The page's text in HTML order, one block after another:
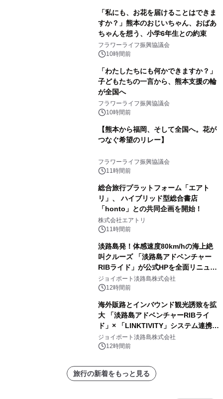
「私にも、お花を届けることはできま
すか？」熊本のおじいちゃん、おばあ
ちゃんを想う、小学6年生との約束
フラワーライフ振興協議会
10時間前
「わたしたちにも何かできますか？」
子どもたちの一言から、熊本支援の輪
が全国へ
フラワーライフ振興協議会
10時間前
【熊本から福岡、そして全国へ。花が
つなぐ希望のリレー】
フラワーライフ振興協議会
11時間前
総合旅行プラットフォーム「エアト
リ」、 ハイブリッド型総合書店
「honto」との共同企画を開始！
株式会社エアトリ
11時間前
淡路島発！体感速度80km/hの海上絶
叫クルーズ 「淡路島アドベンチャー
RIBライド」が公式HPを全面リニュー
アル！ ～スマホで即予約完了の「スマ
ート設計」へ刷新～
ジョイポート淡路島株式会社
12時間前
海外販路とインバウンド観光誘致を拡
大 「淡路島アドベンチャーRIBライ
ド」× 「LINKTIVITY」システム連携を
開始！
ジョイポート淡路島株式会社
12時間前
旅行の新着をもっと見る